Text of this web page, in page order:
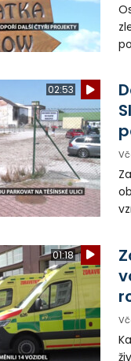
02:53
01:18